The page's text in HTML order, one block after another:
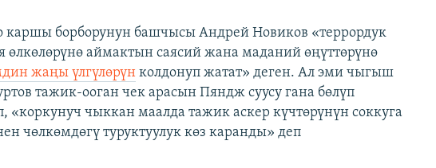
борборунун башчысы Андрей Новиков «террордук
өлкөлөрүнө аймактын саясий жана маданий өңүттөрүнө
жаңы үлгүлөрүн колдонуп жатат» деген. Ал эми чыгыш
тажик-ооган чек арасын Пяндж суусу гана бөлүп
«коркунуч чыккан маалда тажик аскер күчтөрүнүн соккуга
чөлкөмдөгү туруктуулук көз каранды» деп